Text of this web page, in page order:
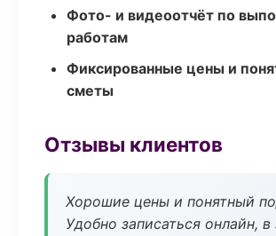
Фото- и видеоотчёт по
работам
Фиксированные цены и
сметы
Отзывы клиентов
Хорошие цены и понятный
Удобно записаться онлайн, в